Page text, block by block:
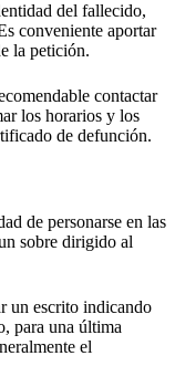
del fallecido,
conveniente aportar
la petición.
contactar
los horarios y los
de defunción.
de personarse en las
sobre dirigido al
un escrito indicando
para una última
el